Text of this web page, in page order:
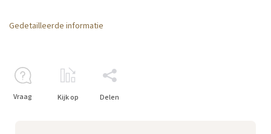
Gedetailleerde informatie
Vraag Kijk op Delen